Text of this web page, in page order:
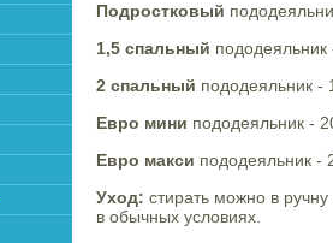
Подростковый
1,5 спальный
2 спальный пододеяльник -
Евро мини пододеяльник -
Евро макси пододеяльник -
Уход: стирать можно в
в обычных условиях.